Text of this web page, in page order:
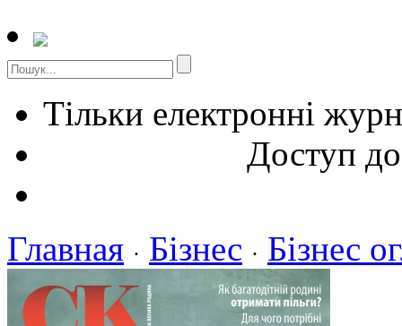
Тільки електронні
Доступ
Главная · Бізнес · Бізнес